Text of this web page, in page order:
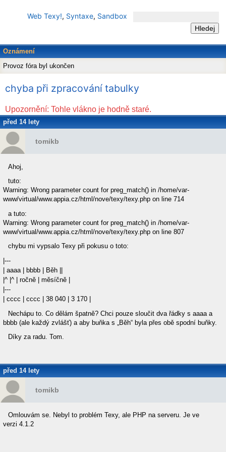
Web Texy!, Syntaxe, Sandbox
Oznámení
Provoz fóra byl ukončen
chyba při zpracování tabulky
Upozornění: Tohle vlákno je hodně staré.
před 14 lety
tomikb
Ahoj,
tuto:
Warning: Wrong parameter count for preg_match() in /home/var-
www/virtual/www.appia.cz/html/nove/texy/texy.php on line 714
a tuto:
Warning: Wrong parameter count for preg_match() in /home/var-
www/virtual/www.appia.cz/html/nove/texy/texy.php on line 807
chybu mi vypsalo Texy při pokusu o toto:
|---
| aaaa | bbbb | Běh ||
|^ |^ | ročně | měsíčně |
|---
| cccc | cccc | 38 040 | 3 170 |
Nechápu to. Co dělám špatně? Chci pouze sloučit dva řádky s aaaa a
bbbb (ale každý zvlášť) a aby buňka s „Běh“ byla přes obě spodní buňky.
Díky za radu. Tom.
před 14 lety
tomikb
Omlouvám se. Nebyl to problém Texy, ale PHP na serveru. Je ve
verzi 4.1.2